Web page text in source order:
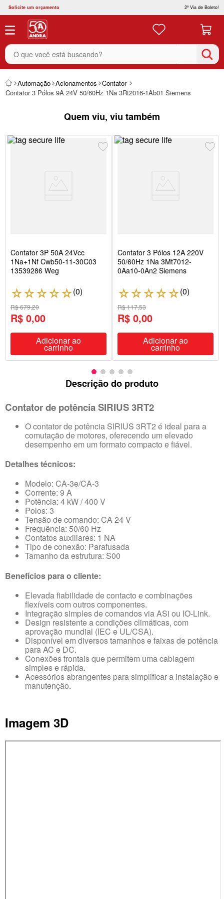
Solicite um orçamento 2ª Via de Boleto!
O que você está buscando?
Automação Acionamentos Contator
Contator 3 Pólos 9A 24V 50/60Hz 1Na 3Rt2016-1Ab01 Siemens
Quem viu, viu também
Contator 3P 50A 24Vcc
1Na+1Nf Cwb50-11-30C03
13539286 Weg
☆☆☆☆☆(0)
R$ 679,20
R$ 0,00
Adicionar ao
carrinho
Contator 3 Pólos 12A 220V
50/60Hz 1Na 3Mt7012-
0Aa10-0An2 Siemens
☆☆☆☆☆(0)
R$ 117,53
R$ 0,00
Adicionar ao
carrinho
Descrição do produto
Contator de potência SIRIUS 3RT2
O contator de potência SIRIUS 3RT2 é ideal para a
comutação de motores, oferecendo um elevado
desempenho em um formato compacto e fiável.
Detalhes técnicos:
Modelo: CA-3e/CA-3
Corrente: 9 A
Potência: 4 kW / 400 V
Polos: 3
Tensão de comando: CA 24 V
Frequência: 50/60 Hz
Contatos auxiliares: 1 NA
Tipo de conexão: Parafusada
Tamanho da estrutura: S00
Benefícios para o cliente:
Elevada fiabilidade de contacto e combinações
flexíveis com outros componentes.
Integração simples de comandos via ASi ou IO-Link.
Design resistente a condições climáticas, com
aprovação mundial (IEC e UL/CSA).
Disponível em diversos tamanhos e faixas de potência
para AC e DC.
Conexões frontais que permitem uma cablagem
simples e rápida.
Acessórios abrangentes para simplificar a instalação e
manutenção.
Imagem 3D